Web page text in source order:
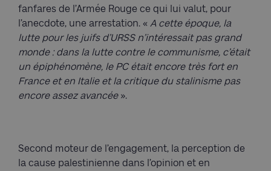
fanfares de l’Armée Rouge ce qui lui valut, pour
l’anecdote, une arrestation. « A cette époque, la
lutte pour les juifs d’URSS n’intéressait pas grand
monde : dans la lutte contre le communisme, c’était
un épiphénomène, le PC était encore très fort en
France et en Italie et la critique du stalinisme pas
encore assez avancée».
Second moteur de l’engagement, la perception de
la cause palestinienne dans l’opinion et en